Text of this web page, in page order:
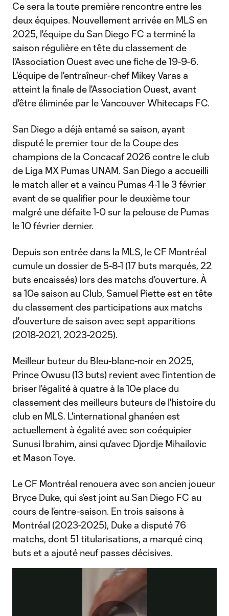
Ce sera la toute première rencontre entre les
deux équipes. Nouvellement arrivée en MLS en
2025, l'équipe du San Diego FC a terminé la
saison régulière en tête du classement de
l'Association Ouest avec une fiche de 19-9-6.
L'équipe de l'entraîneur-chef Mikey Varas a
atteint la finale de l'Association Ouest, avant
d'être éliminée par le Vancouver Whitecaps FC.
San Diego a déjà entamé sa saison, ayant
disputé le premier tour de la Coupe des
champions de la Concacaf 2026 contre le club
de Liga MX Pumas UNAM. San Diego a accueilli
le match aller et a vaincu Pumas 4-1 le 3 février
avant de se qualifier pour le deuxième tour
malgré une défaite 1-0 sur la pelouse de Pumas
le 10 février dernier.
Depuis son entrée dans la MLS, le CF Montréal
cumule un dossier de 5-8-1 (17 buts marqués, 22
buts encaissés) lors des matchs d'ouverture. À
sa 10e saison au Club, Samuel Piette est en tête
du classement des participations aux matchs
d'ouverture de saison avec sept apparitions
(2018-2021, 2023-2025).
Meilleur buteur du Bleu-blanc-noir en 2025,
Prince Owusu (13 buts) revient avec l'intention de
briser l'égalité à quatre à la 10e place du
classement des meilleurs buteurs de l'histoire du
club en MLS. L'international ghanéen est
actuellement à égalité avec son coéquipier
Sunusi Ibrahim, ainsi qu'avec Djordje Mihailovic
et Mason Toye.
Le CF Montréal renouera avec son ancien joueur
Bryce Duke, qui s’est joint au San Diego FC au
cours de l’entre-saison. En trois saisons à
Montréal (2023-2025), Duke a disputé 76
matchs, dont 51 titularisations, a marqué cinq
buts et a ajouté neuf passes décisives.